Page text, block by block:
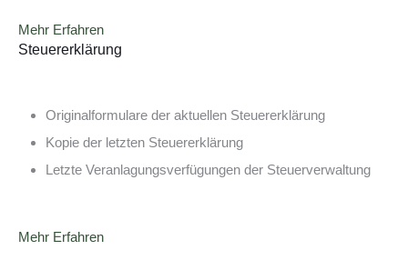
Mehr Erfahren
Steuererklärung
Originalformulare der aktuellen Steuererklärung
Kopie der letzten Steuererklärung
Letzte Veranlagungsverfügungen der Steuerverwaltung
Mehr Erfahren